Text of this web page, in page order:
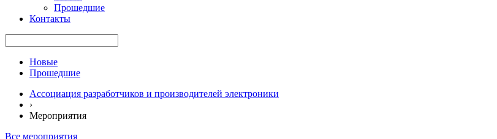
Прошедшие
Контакты
Новые
Прошедшие
Ассоциация разработчиков и производителей электроники
›
Мероприятия
Все мероприятия